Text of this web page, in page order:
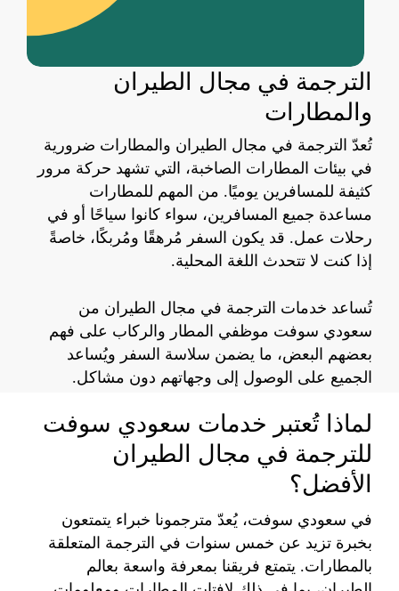
الترجمة في مجال الطيران
والمطارات
تُعدّ الترجمة في مجال الطيران والمطارات ضرورية
في بيئات المطارات الصاخبة، التي تشهد حركة مرور
كثيفة للمسافرين يوميًا. من المهم للمطارات
مساعدة جميع المسافرين، سواء كانوا سياحًا أو في
رحلات عمل. قد يكون السفر مُرهقًا ومُربكًا، خاصةً
إذا كنت لا تتحدث اللغة المحلية.
تُساعد خدمات الترجمة في مجال الطيران من
سعودي سوفت موظفي المطار والركاب على فهم
بعضهم البعض، ما يضمن سلاسة السفر ويُساعد
الجميع على الوصول إلى وجهاتهم دون مشاكل.
لماذا تُعتبر خدمات سعودي سوفت
للترجمة في مجال الطيران
الأفضل؟
في سعودي سوفت، يُعدّ مترجمونا خبراء يتمتعون
بخبرة تزيد عن خمس سنوات في الترجمة المتعلقة
بالمطارات. يتمتع فريقنا بمعرفة واسعة بعالم